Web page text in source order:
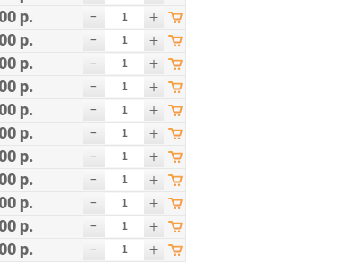
р. - +
р. - +
р. - +
р. - +
р. - +
р. - +
р. - +
р. - +
р. - +
р. - +
р. - +